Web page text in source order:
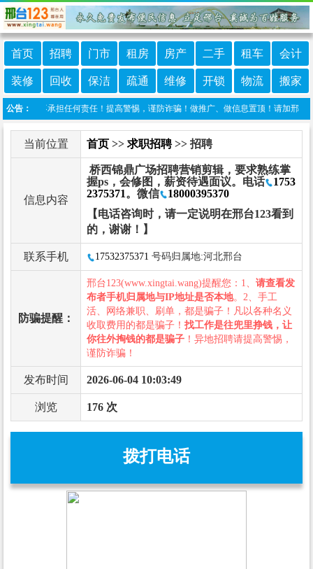
首页 招聘 门市 租房 房产 二手 租车 会计
装修 回收 保洁 疏通 维修 开锁 物流 搬家
公告：
台123不承担任何责任！提高警惕，谨防诈骗！做推广、做信息置顶！请加邢台
当前位置 首页 >> 求职招聘>> 招聘
信息内容
桥西锦鼎广场招聘营销剪辑，要求熟练掌
握ps，会修图，薪资待遇面议。电话
1753
2375371。微信
18000395370
【电话咨询时，请一定说明在邢台123看到
的，谢谢！】
联系手机 17532375371 号码归属地:河北邢台
防骗提醒：
邢台123(www.xingtai.wang)提醒您：1、 请查看发
布者手机归属地与IP地址是否本地。2、手工
活、网络兼职、刷单，都是骗子！凡以各种名义
收取费用的都是骗子！ 找工作是往兜里挣钱，让
你往外掏钱的都是骗子 ！异地招聘请提高警惕，
谨防诈骗！
发布时间 2026-06-04 10:03:49
浏览 176 次
拨打电话